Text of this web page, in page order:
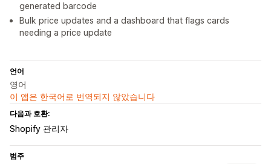
generated barcode
Bulk price updates and a dashboard that flags cards
needing a price update
언어
영어
이 앱은 한국어로 번역되지 않았습니다
다음과 호환:
Shopify 관리자
범주